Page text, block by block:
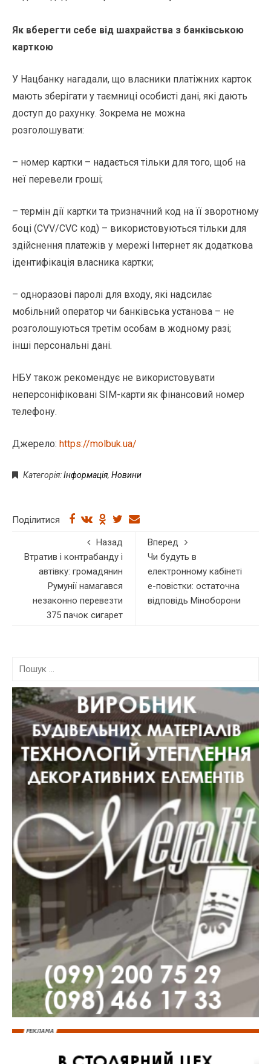
Як вберегти себе від шахрайства з банківською
карткою
У Нацбанку нагадали, що власники платіжних карток
мають зберігати у таємниці особисті дані, які дають
доступ до рахунку. Зокрема не можна
розголошувати:
– номер картки – надається тільки для того, щоб на
неї перевели гроші;
– термін дії картки та тризначний код на її зворотному
боці (CVV/CVC код) – використовуються тільки для
здійснення платежів у мережі Інтернет як додаткова
ідентифікація власника картки;
– одноразові паролі для входу, які надсилає
мобільний оператор чи банківська установа – не
розголошуються третім особам в жодному разі;
інші персональні дані.
НБУ також рекомендує не використовувати
неперсоніфіковані SIM-карти як фінансовий номер
телефону.
Джерело: https://molbuk.ua/
Категорія:Інформація, Новини
Поділитися
Назад
Втратив і контрабанду і
автівку: громадянин
Румунії намагався
незаконно перевезти
375 пачок сигарет
Вперед
Чи будуть в
електронному кабінеті
е-повістки: остаточна
відповідь Міноборони
ш
у
к
: